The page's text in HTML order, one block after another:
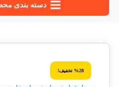
دسته‌ بندی
%28 تخفیف!